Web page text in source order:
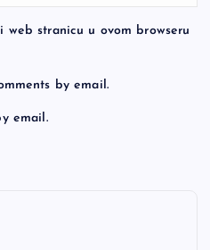
web stranicu u ovom browseru
by email.
email.